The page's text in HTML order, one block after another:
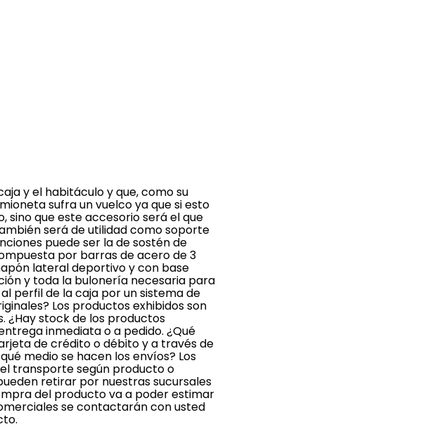
y el habitáculo y que, como su
sufra un vuelco ya que si esto
que este accesorio será el que
será de utilidad como soporte
puede ser la de sostén de
por barras de acero de 3
lateral deportivo y con base
y toda la bulonería necesaria para
perfil de la caja por un sistema de
Los productos exhibidos son
¿Hay stock de los productos
inmediata o a pedido. ¿Qué
de crédito o débito y a través de
medio se hacen los envíos? Los
transporte según producto o
retirar por nuestras sucursales
del producto va a poder estimar
se contactarán con usted